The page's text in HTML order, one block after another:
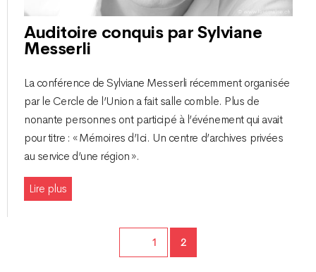
Auditoire conquis par Sylviane
Messerli
La conférence de Sylviane Messerli récemment organisée
par le Cercle de l’Union a fait salle comble. Plus de
nonante personnes ont participé à l’événement qui avait
pour titre : « Mémoires d’Ici. Un centre d’archives privées
au service d’une région ».
Lire plus
Page1 Page
2